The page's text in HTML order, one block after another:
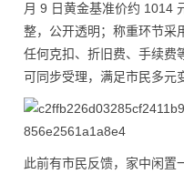
月 9 日黄金基准价约 1014
整，公开透明；称重环节采
任何克扣、折旧费、手续费
可同步受理，满足市民多元
此前有市民反馈，家中闲置